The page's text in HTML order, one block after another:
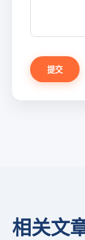
提交
相关文